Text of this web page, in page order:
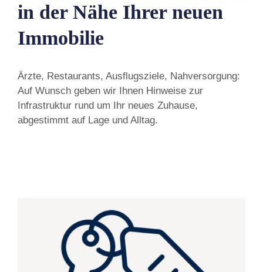
in der Nähe Ihrer neuen
Immobilie
Ärzte, Restaurants, Ausflugsziele, Nahversorgung:
Auf Wunsch geben wir Ihnen Hinweise zur
Infrastruktur rund um Ihr neues Zuhause,
abgestimmt auf Lage und Alltag.